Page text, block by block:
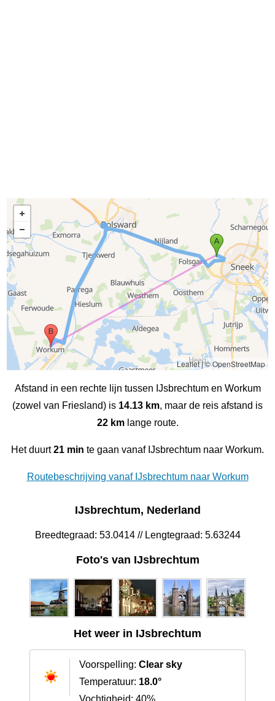
Leaflet|© OpenStreetMap
Afstand in een rechte lijn tussen IJsbrechtum en Workum
(zowel van Friesland) is 14.13 km, maar de reis afstand is
22 kmlange route.
Het duurt21 min te gaan vanaf IJsbrechtum naar Workum.
Routebeschrijving vanaf IJsbrechtum naar Workum
IJsbrechtum, Nederland
Breedtegraad: 53.0414 // Lengtegraad: 5.63244
Foto's van IJsbrechtum
Het weer in IJsbrechtum
Voorspelling: Clear sky
Temperatuur: 18.0°